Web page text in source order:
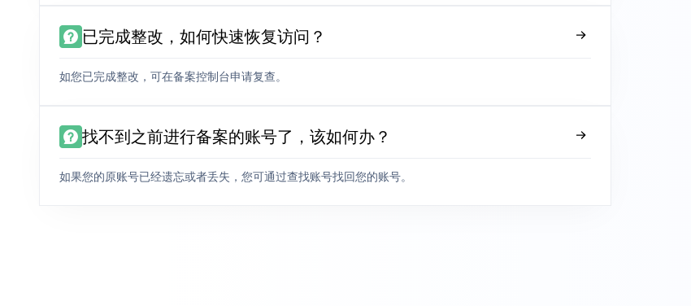
已完成整改，如何快速恢复访问？
如您已完成整改，可在备案控制台申请复查。
找不到之前进行备案的账号了，该如何办？
如果您的原账号已经遗忘或者丢失，您可通过查找账号找回您的账号。